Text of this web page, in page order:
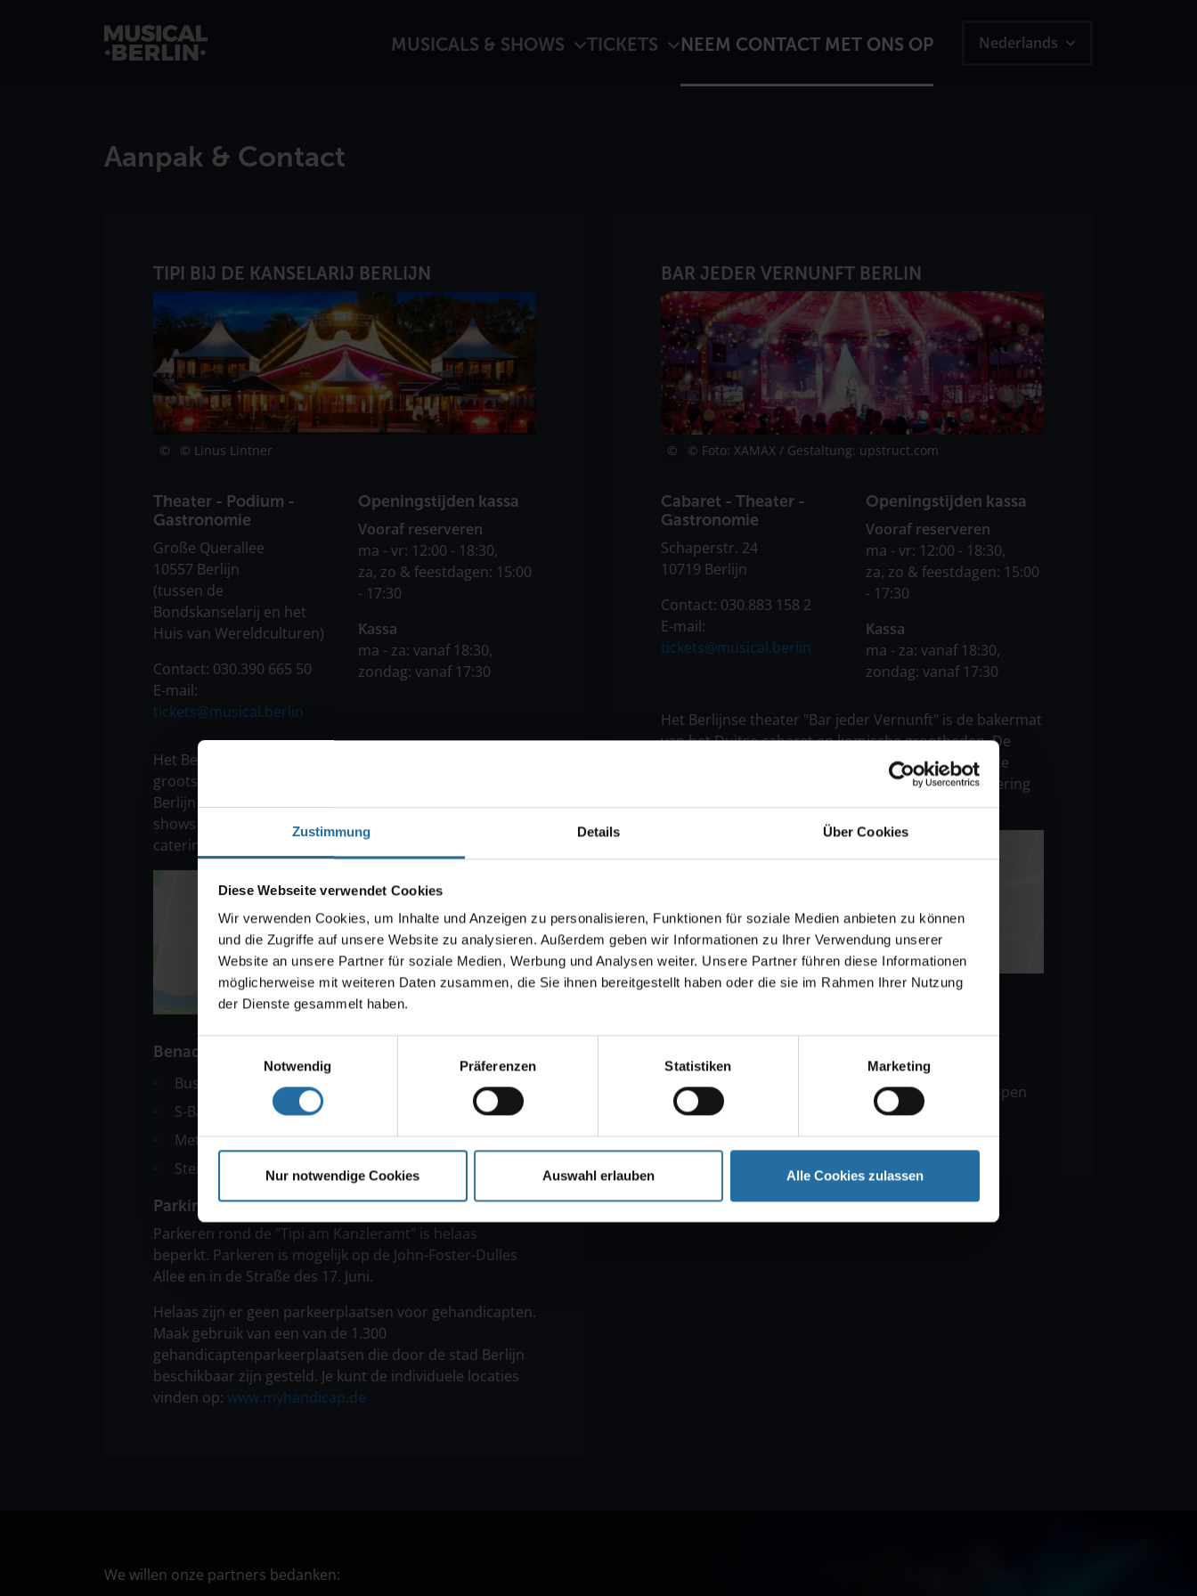
Zustimmung Details Über Cookies
Diese Webseite verwendet Cookies
Wir verwenden Cookies, um Inhalte und Anzeigen zu personalisieren, Funktionen für soziale Medien anbieten zu können
und die Zugriffe auf unsere Website zu analysieren. Außerdem geben wir Informationen zu Ihrer Verwendung unserer
Website an unsere Partner für soziale Medien, Werbung und Analysen weiter. Unsere Partner führen diese Informationen
möglicherweise mit weiteren Daten zusammen, die Sie ihnen bereitgestellt haben oder die sie im Rahmen Ihrer Nutzung
der Dienste gesammelt haben.
Notwendig
Präferenzen Statistiken Marketing
Nur notwendige Cookies Auswahl erlauben Alle Cookies zulassen
MUSICALS & SHOWS TICKETS NEEM CONTACT MET ONS OP Nederlands
Aanpak & Contact
TIPI BIJ DE KANSELARIJ BERLIJN
© Linus Lintner
Theater - Podium -
Gastronomie
Große Querallee
10557 Berlijn
(tussen de
Bondskanselarij en het
Huis van Wereldculturen)
Contact: 030.390 665 50
E-mail:
tickets@musical.berlin
Openingstijden kassa
Vooraf reserveren
ma - vr: 12:00 - 18:30,
za, zo & feestdagen: 15:00
- 17:30
Kassa
ma - za: vanaf 18:30,
zondag: vanaf 17:30
Het Berlijnse theater "Tipi am Kanzleramt" is Europa's
grootste vaste tentpodium direct in de regeringswijk van
Berlijn bij Tiergarten en presenteert buitengewone
shows en musicals in een speciale ambiance met eigen
catering.
Benadering
Bus: Lijn 100 halte Platz der Republik
S-Bahn: Centraal Station, Brandenburger Tor
Metro: U55 Bondsdag
Steiger: Kanselarij
Parkings
Parkeren rond de "Tipi am Kanzleramt" is helaas
beperkt. Parkeren is mogelijk op de John-Foster-Dulles
Allee en in de Straße des 17. Juni.
Helaas zijn er geen parkeerplaatsen voor gehandicapten.
Maak gebruik van een van de 1.300
gehandicaptenparkeerplaatsen die door de stad Berlijn
beschikbaar zijn gesteld. Je kunt de individuele locaties
vinden op: www.myhandicap.de
BAR JEDER VERNUNFT BERLIN
© Foto: XAMAX / Gestaltung: upstruct.com
Cabaret - Theater -
Gastronomie
Schaperstr. 24
10719 Berlijn
Contact: 030.883 158 2
E-mail:
tickets@musical.berlin
Openingstijden kassa
Vooraf reserveren
ma - vr: 12:00 - 18:30,
za, zo & feestdagen: 15:00
- 17:30
Kassa
ma - za: vanaf 18:30,
zondag: vanaf 17:30
Het Berlijnse theater "Bar jeder Vernunft" is de bakermat
van het Duitse cabaret en komische grootheden. De
Spiegelzelt ligt op een betoverend parkeerdek bij de
Ku'damm en belooft met zijn podium en eigen catering
een heel bijzondere showervaring.
Metro: U9 en U3, halte: Spichernstraße
Op ongeveer 10 minuten lopen van het S-Bahn-
station Zoologischer Garten en op 5 minuten lopen
van Ku'damm.
We willen onze partners bedanken: